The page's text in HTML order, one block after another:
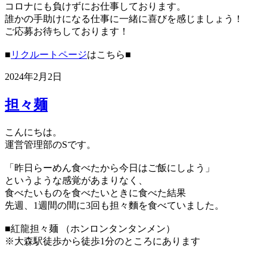
コロナにも負けずにお仕事しております。
誰かの手助けになる仕事に一緒に喜びを感じましょう！
ご応募お待ちしております！
■ リクルートページはこちら■
2024年2月2日
担々麺
こんにちは。
運営管理部のSです。
「昨日らーめん食べたから今日はご飯にしよう」
というような感覚があまりなく、
食べたいものを食べたいときに食べた結果
先週、1週間の間に3回も担々麵を食べていました。
■紅龍担々麺 （ホンロンタンタンメン）
※大森駅徒歩から徒歩1分のところにあります